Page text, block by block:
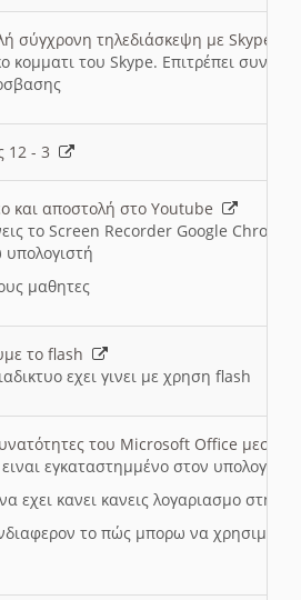
σύγχρονη τηλεδιάσκεψη με Skype
κομματι του Skype. Επιτρέπει
12 - 3
και αποστολή στο Youtube
το Screen Recorder Google Chrome
υπολογιστή
μαθητες
το flash
εχει γινει με χρηση flash
του Microsoft Office μεσω
εγκαταστημμένο στον
εχει κανει κανεις λογαριασμο στη
το πώς μπορω να